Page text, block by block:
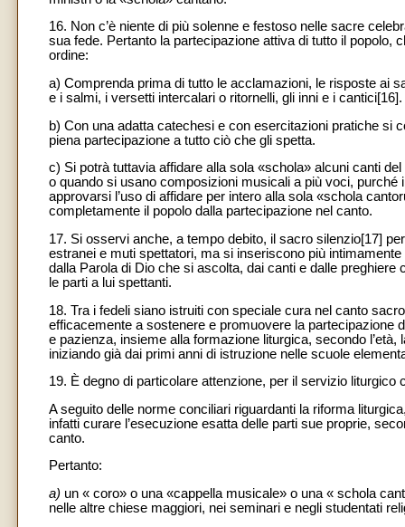
16. Non c’è niente di più solenne e festoso nelle sacre
sua fede. Pertanto la partecipazione attiva di tutto il
ordine:
a) Comprenda prima di tutto le acclamazioni, le risposte ai
e i salmi, i versetti intercalari o ritornelli, gli inni e i cantici[16].
b) Con una adatta catechesi e con esercitazioni pratiche si
piena partecipazione a tutto ciò che gli spetta.
c) Si potrà tuttavia affidare alla sola «schola» alcuni canti
o quando si usano composizioni musicali a più voci,
approvarsi l’uso di affidare per intero alla sola «schola
completamente il popolo dalla partecipazione nel canto.
17. Si osservi anche, a tempo debito, il sacro silenzio[17]
estranei e muti spettatori, ma si inseriscono più
dalla Parola di Dio che si ascolta, dai canti e dalle
le parti a lui spettanti.
18. Tra i fedeli siano istruiti con speciale cura nel canto
efficacemente a sostenere e promuovere la partecipazione
e pazienza, insieme alla formazione liturgica, secondo
iniziando già dai primi anni di istruzione nelle scuole
19. È degno di particolare attenzione, per il servizio
A seguito delle norme conciliari riguardanti la riforma
infatti curare l’esecuzione esatta delle parti sue proprie,
canto.
Pertanto:
a) un « coro» o una «cappella musicale» o una « schola
nelle altre chiese maggiori, nei seminari e negli studentati